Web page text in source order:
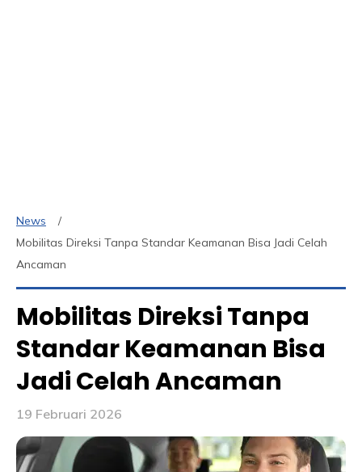
News
Mobilitas Direksi Tanpa Standar Keamanan Bisa Jadi Celah
Ancaman
Mobilitas Direksi Tanpa
Standar Keamanan Bisa
Jadi Celah Ancaman
19 Februari 2026